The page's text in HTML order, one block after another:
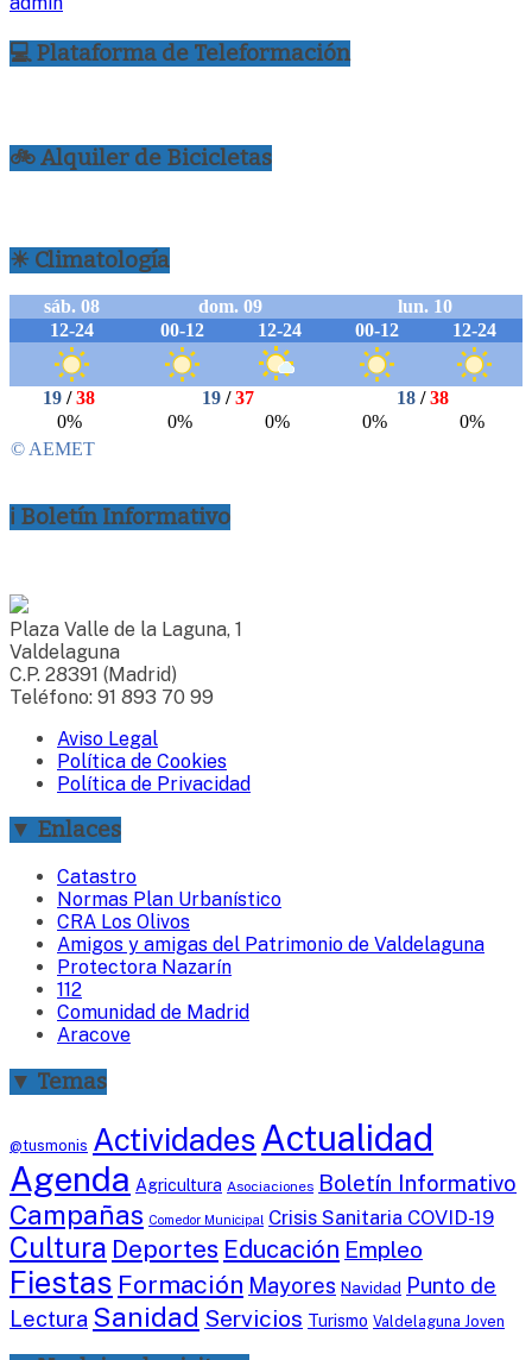
💻 Plataforma de Teleformación
🚲 Alquiler de Bicicletas
☀ Climatología
ℹ Boletín Informativo
Plaza Valle de la Laguna, 1
Valdelaguna
C.P. 28391 (Madrid)
Teléfono: 91 893 70 99
Aviso Legal
Política de Cookies
Política de Privacidad
▼ Enlaces
Catastro
Normas Plan Urbanístico
CRA Los Olivos
Amigos y amigas del Patrimonio de Valdelaguna
Protectora Nazarín
112
Comunidad de Madrid
Aracove
▼ Temas
@tusmonis ActividadesActualidad
Agenda Agricultura Asociaciones Boletín Informativo
Campañas Comedor Municipal Crisis Sanitaria COVID-19
Cultura Deportes Educación Empleo
Fiestas Formación Mayores Navidad Punto de
Lectura Sanidad Servicios Turismo Valdelaguna Joven